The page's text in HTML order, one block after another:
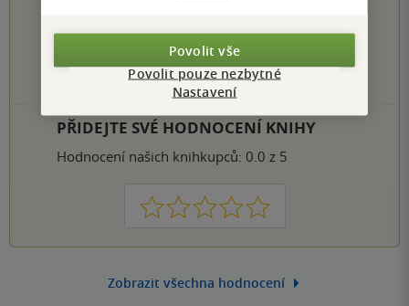
4 hvězdičky
0×
3 hvězdičky
0×
2 hvězdičky
0×
1 hvezdička
PŘIDEJTE SVÉ HODNOCENÍ KNIHY
Hodnocení našich knihkupců: 0.0 z 5
1 2 3 4 5
Zobrazit všechna hodnocení
Povolit vše
Povolit pouze nezbytné
Nastavení